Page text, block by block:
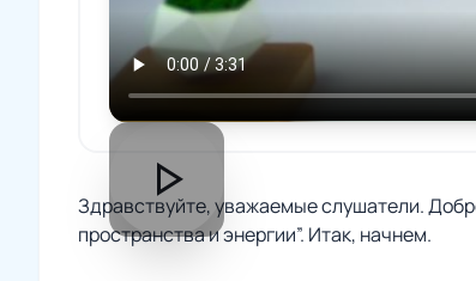
play_arrow
Здравствуйте, уважаемые слушатели.
пространства и энергии”. Итак, начнем.